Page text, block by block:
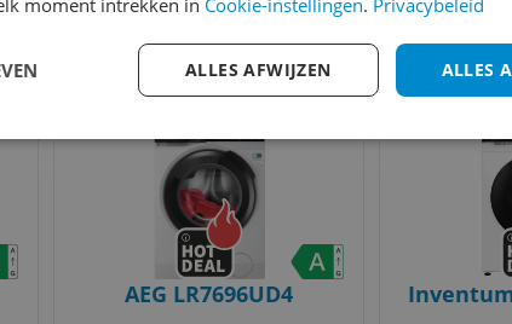
Gecontroleerde reviews Betrouwbare
Vergelijken
AEG LR7696UD4
Vergelijken
Bekijk product
ALLES
ALLES AFWIJZEN